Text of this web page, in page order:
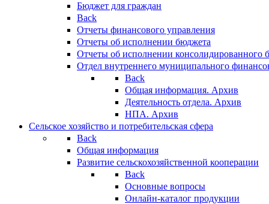
Бюджет для граждан
Back
Отчеты финансового управления
Отчеты об исполнении бюджета
Отчеты об исполнении консолидированного
Отдел внутреннего муниципального
Back
Общая информация. Архив
Деятельность отдела. Архив
НПА. Архив
Сельское хозяйство и потребительская сфера
Back
Общая информация
Развитие сельскохозяйственной кооперации
Back
Основные вопросы
Онлайн-каталог продукции